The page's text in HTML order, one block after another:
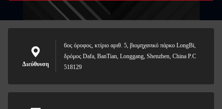
Διεύθυνση
6ος όροφος, κτίριο αριθ. 5, βιομηχανικό πάρκο LongBi,
δρόμος Dafa, BanTian, Longgang, Shenzhen, China P.C
518129